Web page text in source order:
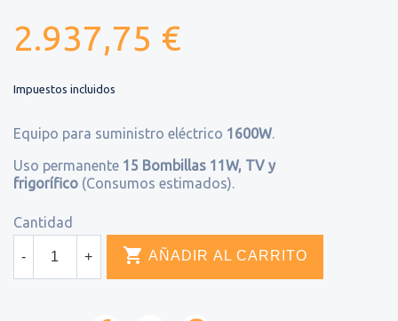
2.937,75 €
Impuestos incluidos
Equipo para suministro eléctrico 1600W.
Uso permanente 15 Bombillas 11W, TV y
frigorífico (Consumos estimados).
Cantidad
- +  AÑADIR AL CARRITO